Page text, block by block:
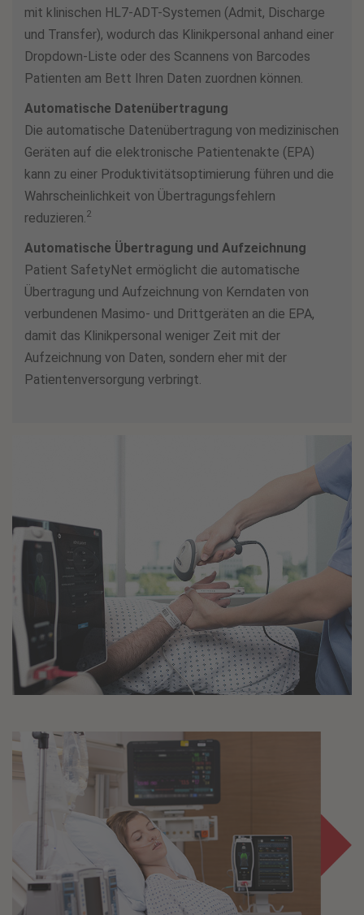
mit klinischen HL7-ADT-Systemen (Admit, Discharge
und Transfer), wodurch das Klinikpersonal anhand einer
Dropdown-Liste oder des Scannens von Barcodes
Patienten am Bett Ihren Daten zuordnen können.
Automatische Datenübertragung
Die automatische Datenübertragung von medizinischen
Geräten auf die elektronische Patientenakte (EPA)
kann zu einer Produktivitätsoptimierung führen und die
Wahrscheinlichkeit von Übertragungsfehlern
reduzieren.2
Automatische Übertragung und Aufzeichnung
Patient SafetyNet ermöglicht die automatische
Übertragung und Aufzeichnung von Kerndaten von
verbundenen Masimo- und Drittgeräten an die EPA,
damit das Klinikpersonal weniger Zeit mit der
Aufzeichnung von Daten, sondern eher mit der
Patientenversorgung verbringt.